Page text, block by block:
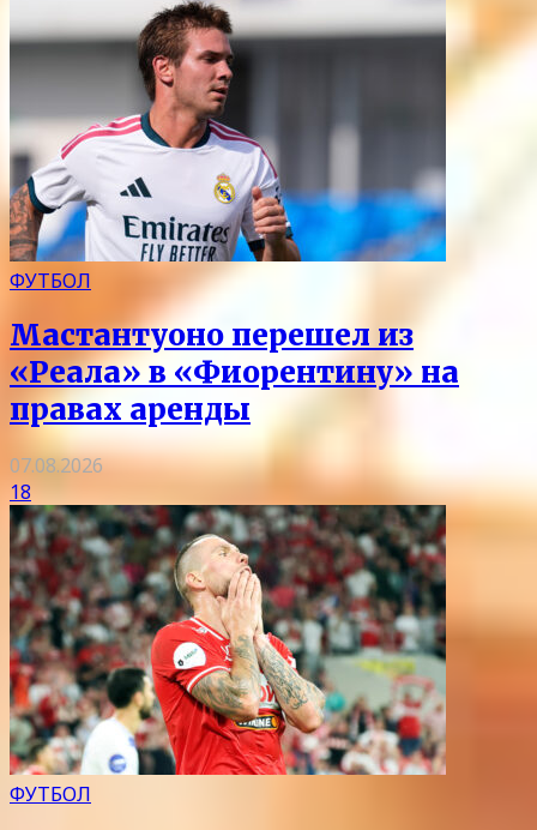
ФУТБОЛ
Мастантуоно перешел из
«Реала» в «Фиорентину» на
правах аренды
07.08.2026
18
ФУТБОЛ